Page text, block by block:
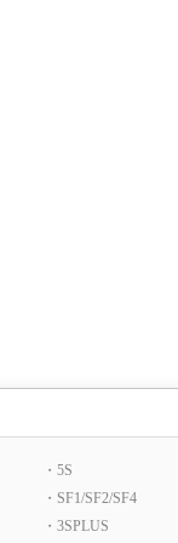
・5S
・SF1/SF2/SF4
・3SPLUS